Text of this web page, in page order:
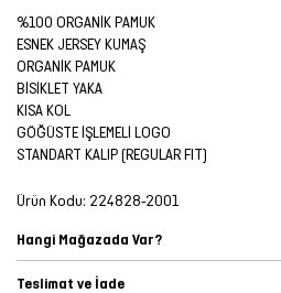
%100 ORGANİK PAMUK
ESNEK JERSEY KUMAŞ
ORGANİK PAMUK
BİSİKLET YAKA
KISA KOL
GÖĞÜSTE İŞLEMELİ LOGO
STANDART KALIP (REGULAR FIT)
Ürün Kodu: 224828-2001
Hangi Mağazada Var?
Teslimat ve İade